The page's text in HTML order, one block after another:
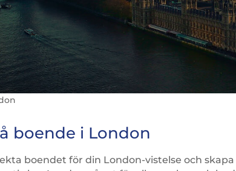
boende i London
boendet för din London-vistelse och